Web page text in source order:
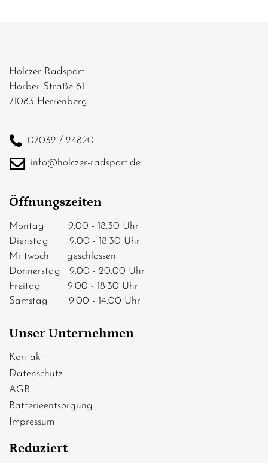
Holczer Radsport
Horber Straße 61
71083 Herrenberg
07032 / 24820
info@holczer-radsport.de
Öffnungszeiten
Montag 9.00 - 18.30 Uhr
Dienstag 9.00 - 18.30 Uhr
Mittwoch geschlossen
Donnerstag 9.00 - 20.00 Uhr
Freitag 9.00 - 18.30 Uhr
Samstag 9.00 - 14.00 Uhr
Unser Unternehmen
Kontakt
Datenschutz
AGB
Batterieentsorgung
Impressum
Reduziert